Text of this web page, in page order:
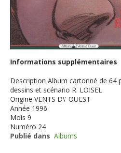
Informations supplémentaires
Description Album cartonné de 64
dessins et scénario R. LOISEL
Origine VENTS D\' OUEST
Année 1996
Mois 9
Numéro 24
Publié dans Albums